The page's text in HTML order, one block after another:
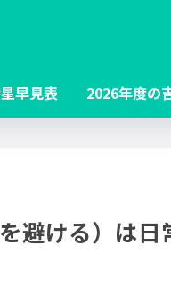
早見表 2026年度の
避ける）は